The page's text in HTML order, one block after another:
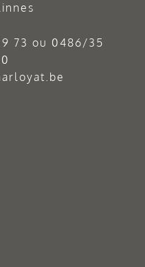
73 ou 0486/35